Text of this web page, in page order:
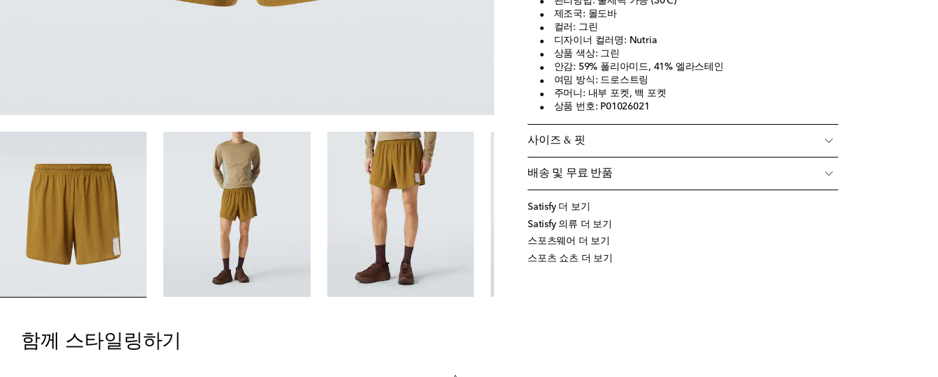
제조국: 몰도바
컬러: 그린
디자이너 컬러명: Nutria
상품 색상: 그린
안감: 59% 폴리아미드, 41% 엘라스테인
여밈 방식: 드로스트링
주머니: 내부 포켓, 백 포켓
상품 번호: P01026021
사이즈 & 핏
배송 및 무료 반품
Satisfy 더 보기
Satisfy 의류 더 보기
스포츠웨어 더 보기
스포츠 쇼츠 더 보기
함께 스타일링하기